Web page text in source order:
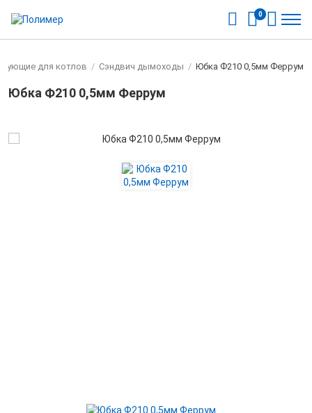
0
для котлов / Cэндвич дымоходы / Юбка Ф210 0,5мм Феррум
Юбка Ф210 0,5мм Феррум